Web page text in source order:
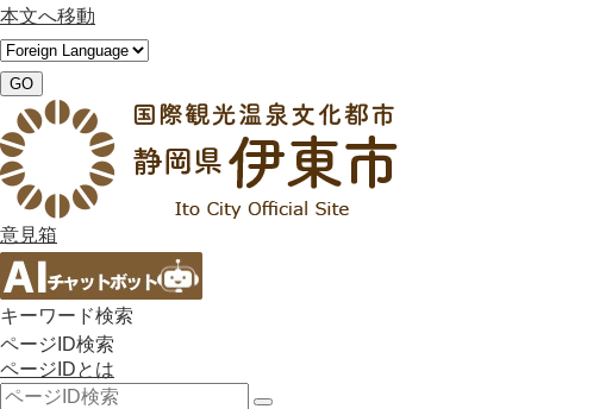
本文へ移動
GO
意見箱
キーワード検索
ページID検索
ページIDとは